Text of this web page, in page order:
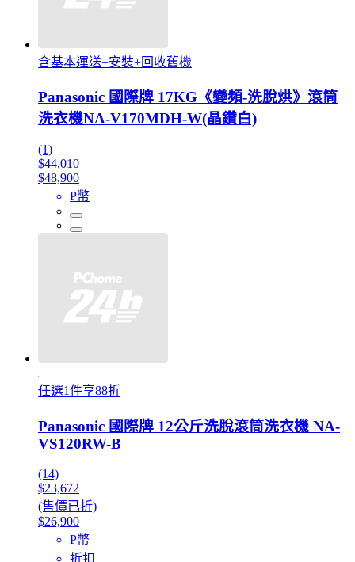
含基本運送+安裝+回收舊機
Panasonic 國際牌 17KG《變頻-洗脫烘》滾筒
洗衣機NA-V170MDH-W(晶鑽白)
(1)
$44,010
$48,900
P幣
任選1件享88折
Panasonic 國際牌 12公斤洗脫滾筒洗衣機 NA-
VS120RW-B
(14)
$23,672
(售價已折)
$26,900
P幣
折扣